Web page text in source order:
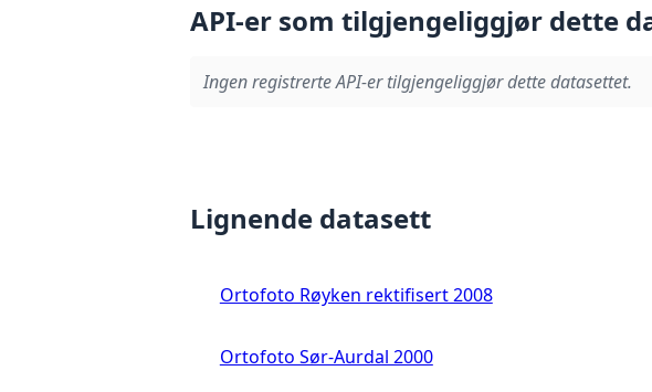
API-er som tilgjengeliggjør dette
Ingen registrerte API-er tilgjengeliggjør dette datasettet.
Lignende datasett
Ortofoto Røyken rektifisert 2008
Ortofoto Sør-Aurdal 2000